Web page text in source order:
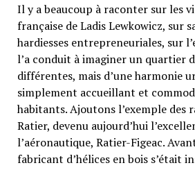
Il y a beaucoup à raconter sur les
française de Ladis Lewkowicz, sur
hardiesses entrepreneuriales, sur
l’a conduit à imaginer un quartier
différentes, mais d’une harmonie
simplement accueillant et
habitants. Ajoutons l’exemple des
Ratier, devenu aujourd’hui
l’aéronautique, Ratier-Figeac.
fabricant d’hélices en bois s’était